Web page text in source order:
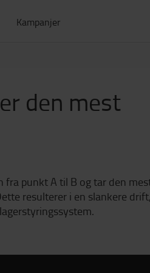
Kampanjer
den mest
fra punkt A til B og tar den
resulterer i en slankere